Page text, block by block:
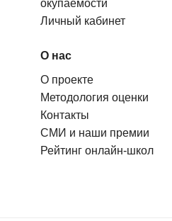
окупаемости
Личный кабинет
О нас
О проекте
Методология оценки
Контакты
СМИ и наши премии
Рейтинг онлайн-школ